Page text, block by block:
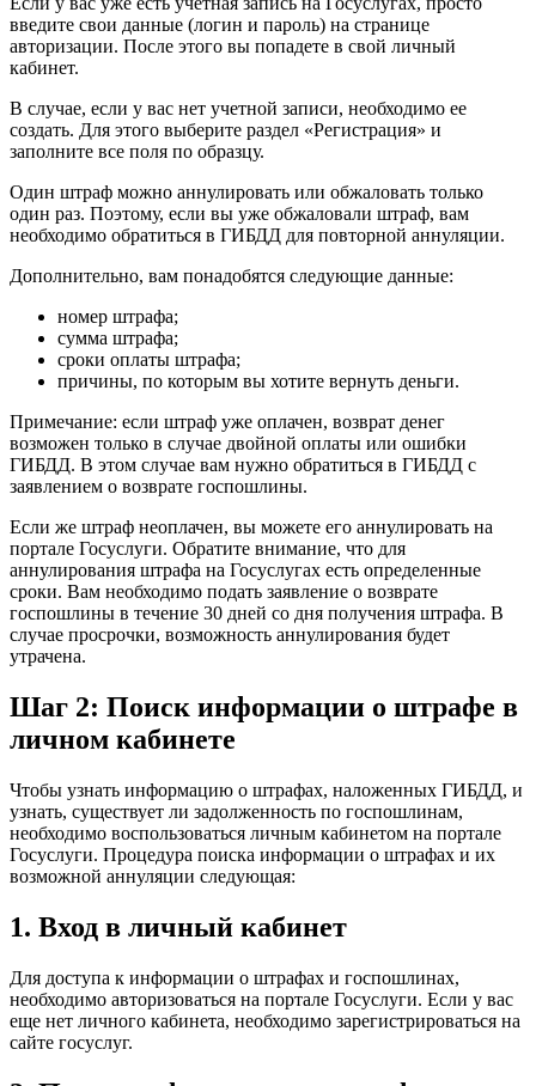
введите свои данные (логин и пароль) на странице
авторизации. После этого вы попадете в свой личный
кабинет.
В случае, если у вас нет учетной записи, необходимо ее
создать. Для этого выберите раздел «Регистрация» и
заполните все поля по образцу.
Один штраф можно аннулировать или обжаловать только
один раз. Поэтому, если вы уже обжаловали штраф, вам
необходимо обратиться в ГИБДД для повторной аннуляции.
Дополнительно, вам понадобятся следующие данные:
номер штрафа;
сумма штрафа;
сроки оплаты штрафа;
причины, по которым вы хотите вернуть деньги.
Примечание: если штраф уже оплачен, возврат денег
возможен только в случае двойной оплаты или ошибки
ГИБДД. В этом случае вам нужно обратиться в ГИБДД с
заявлением о возврате госпошлины.
Если же штраф неоплачен, вы можете его аннулировать на
портале Госуслуги. Обратите внимание, что для
аннулирования штрафа на Госуслугах есть определенные
сроки. Вам необходимо подать заявление о возврате
госпошлины в течение 30 дней со дня получения штрафа. В
случае просрочки, возможность аннулирования будет
утрачена.
Шаг 2: Поиск информации о штрафе в
личном кабинете
Чтобы узнать информацию о штрафах, наложенных ГИБДД, и
узнать, существует ли задолженность по госпошлинам,
необходимо воспользоваться личным кабинетом на портале
Госуслуги. Процедура поиска информации о штрафах и их
возможной аннуляции следующая:
1. Вход в личный кабинет
Для доступа к информации о штрафах и госпошлинах,
необходимо авторизоваться на портале Госуслуги. Если у вас
еще нет личного кабинета, необходимо зарегистрироваться на
сайте госуслуг.